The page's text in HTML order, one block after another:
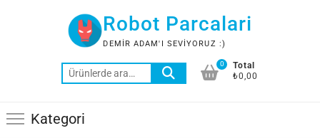
Robot Parcalari
DEMIR ADAM'I SEVIYORUZ :)
Ara:
0
Total
₺0,00
Kategori